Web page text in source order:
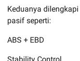
Keduanya
pasif seperti:
ABS + EBD
Stability Control